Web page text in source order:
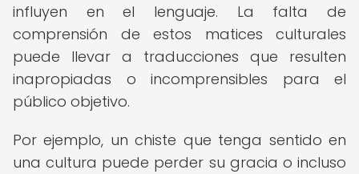
influyen en el lenguaje. La falta de
comprensión de estos matices culturales
puede llevar a traducciones que resulten
inapropiadas o incomprensibles para el
público objetivo.
Por ejemplo, un chiste que tenga sentido en
una cultura puede perder su gracia o incluso